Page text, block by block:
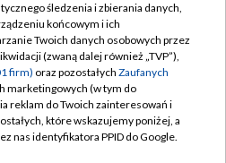
TVP
TVP
prywatności
zgody
Pomoc
śledzenia i zbierania danych,
końcowym i ich
Twoich danych osobowych przez
(zwaną dalej również „TVP”),
firm) oraz pozostałych Zaufanych
marketingowych (w tym do
reklam do Twoich zainteresowań i
które wskazujemy poniżej, a
nas identyfikatora PPID do Google.